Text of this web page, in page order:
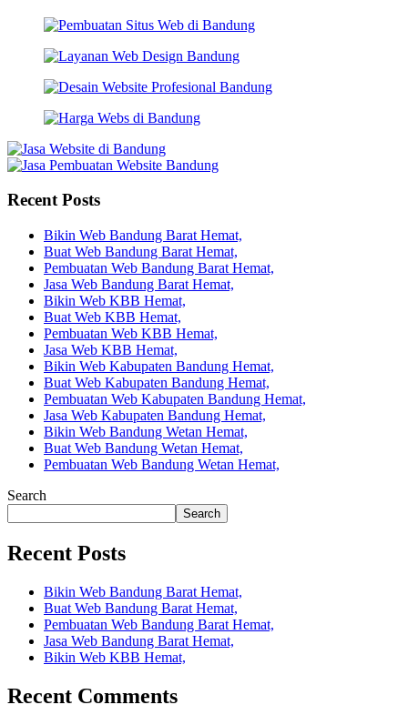
Recent Posts
Bikin Web Bandung Barat Hemat,
Buat Web Bandung Barat Hemat,
Pembuatan Web Bandung Barat Hemat,
Jasa Web Bandung Barat Hemat,
Bikin Web KBB Hemat,
Buat Web KBB Hemat,
Pembuatan Web KBB Hemat,
Jasa Web KBB Hemat,
Bikin Web Kabupaten Bandung Hemat,
Buat Web Kabupaten Bandung Hemat,
Pembuatan Web Kabupaten Bandung Hemat,
Jasa Web Kabupaten Bandung Hemat,
Bikin Web Bandung Wetan Hemat,
Buat Web Bandung Wetan Hemat,
Pembuatan Web Bandung Wetan Hemat,
Search
Search
Recent Posts
Bikin Web Bandung Barat Hemat,
Buat Web Bandung Barat Hemat,
Pembuatan Web Bandung Barat Hemat,
Jasa Web Bandung Barat Hemat,
Bikin Web KBB Hemat,
Recent Comments